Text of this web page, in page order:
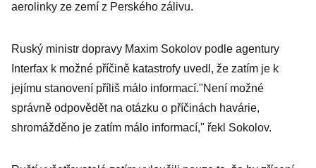
aerolinky ze zemí z Perského zálivu.
Ruský ministr dopravy Maxim Sokolov podle agentury
Interfax k možné příčině katastrofy uvedl, že zatím je k
jejímu stanovení příliš málo informací."Není možné
správně odpovědět na otázku o příčinách havárie,
shromážděno je zatím málo informací," řekl Sokolov.